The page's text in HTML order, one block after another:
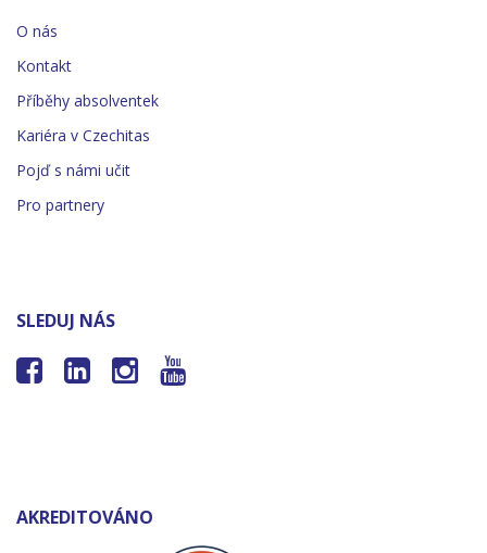
O nás
Kontakt
Příběhy absolventek
Kariéra v Czechitas
Pojď s námi učit
Pro partnery
SLEDUJ NÁS
   
AKREDITOVÁNO